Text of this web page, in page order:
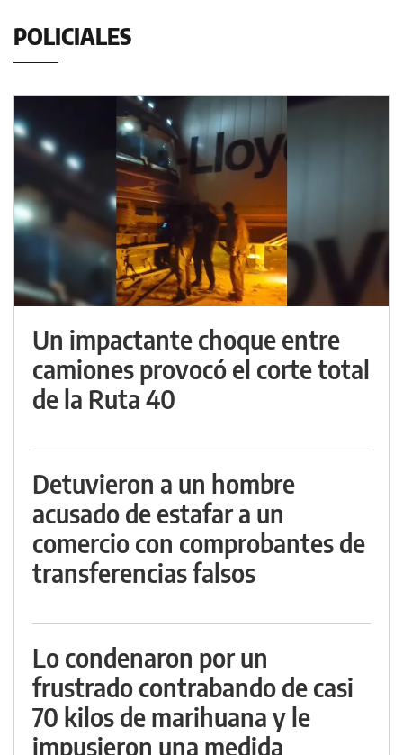
POLICIALES
Un impactante choque entre
camiones provocó el corte total
de la Ruta 40
Detuvieron a un hombre
acusado de estafar a un
comercio con comprobantes de
transferencias falsos
Lo condenaron por un
frustrado contrabando de casi
70 kilos de marihuana y le
impusieron una medida